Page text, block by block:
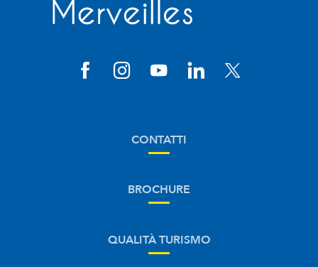
CONTATTI
BROCHURE
QUALITÀ TURISMO